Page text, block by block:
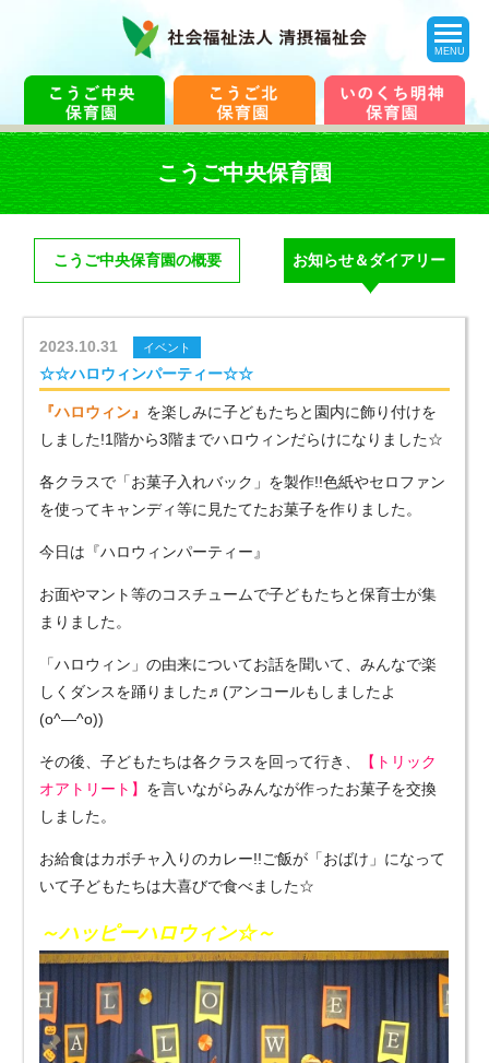
toggle
navigation
MENU
こうご中央保育園
こうご中央保育園の概要 お知らせ＆ダイアリー
2023.10.31 イベント
☆☆ハロウィンパーティー☆☆
『ハロウィン』 を楽しみに子どもたちと園内に飾り付けを
しました!1階から3階までハロウィンだらけになりました☆
各クラスで「お菓子入れバック」を製作!!色紙やセロファン
を使ってキャンディ等に見たてたお菓子を作りました。
今日は『ハロウィンパーティー』
お面やマント等のコスチュームで子どもたちと保育士が集
まりました。
「ハロウィン」の由来についてお話を聞いて、みんなで楽
しくダンスを踊りました♬(アンコールもしましたよ
(o^―^o))
その後、子どもたちは各クラスを回って行き、
【トリック
オアトリート】 を言いながらみんなが作ったお菓子を交換
しました。
お給食はカボチャ入りのカレー!!ご飯が「おばけ」になって
いて子どもたちは大喜びで食べました☆
～ハッピーハロウィン☆～